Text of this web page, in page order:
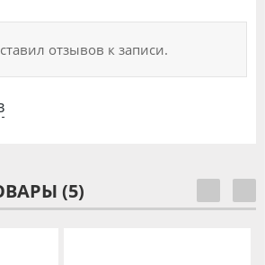
отзывов к записи.
(5)